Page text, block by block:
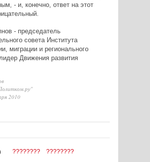
- и, конечно, ответ на этот
- председатель
совета Института
миграции и регионального
Движения развития
2010
???????? ????????